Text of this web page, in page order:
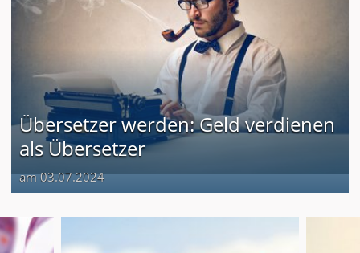
Übersetzer werden: Geld verdienen
als Übersetzer
am 03.07.2024